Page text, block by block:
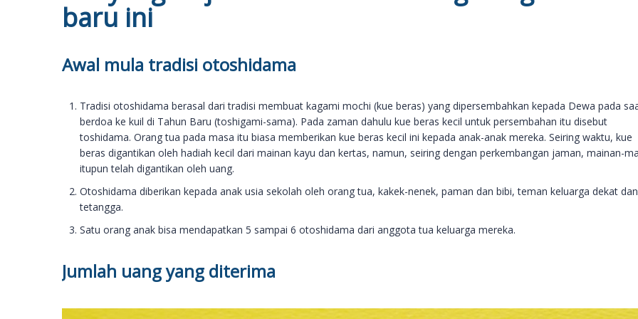
baru ini
Awal mula tradisi otoshidama
Tradisi otoshidama berasal dari tradisi membuat kagami mochi (kue beras) yang dipersembahkan kepada Dewa pada
berdoa ke kuil di Tahun Baru (toshigami-sama). Pada zaman dahulu kue beras kecil untuk persembahan itu disebut
toshidama. Orang tua pada masa itu biasa memberikan kue beras kecil ini kepada anak-anak mereka. Seiring waktu, kue
beras digantikan oleh hadiah kecil dari mainan kayu dan kertas, namun, seiring dengan perkembangan jaman, mainan-
itupun telah digantikan oleh uang.
Otoshidama diberikan kepada anak usia sekolah oleh orang tua, kakek-nenek, paman dan bibi, teman keluarga dekat dan
tetangga.
Satu orang anak bisa mendapatkan 5 sampai 6 otoshidama dari anggota tua keluarga mereka.
Jumlah uang yang diterima